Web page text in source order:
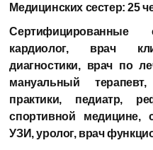
Медицинских сестер:25
Сертифицированные
кардиолог, врач
диагностики, врач по
мануальный
практики, педиатр,
спортивной медицине,
УЗИ, уролог, врач